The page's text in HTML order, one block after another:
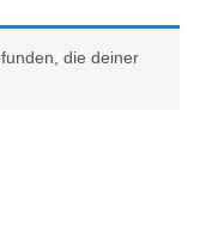
die deiner